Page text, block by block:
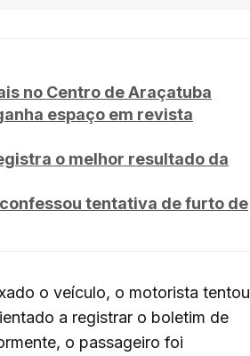
no Centro de Araçatuba
espaço em revista
o melhor resultado da
tentativa de furto de
o veículo, o motorista tentou
a registrar o boletim de
o passageiro foi